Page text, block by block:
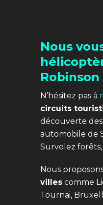
Nous
Robinson
N’hésitez pas à
circuits
découverte
automobile de
Survolez
Nous
villes comme
Tournai,